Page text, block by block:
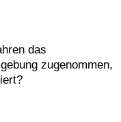
das
zugenommen,